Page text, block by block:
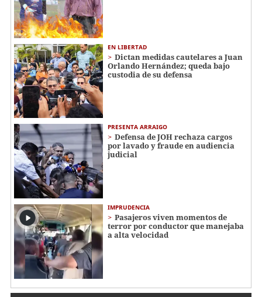
EN LIBERTAD
Dictan medidas cautelares a Juan
Orlando Hernández; queda bajo
custodia de su defensa
PRESENTA ARRAIGO
Defensa de JOH rechaza cargos
por lavado y fraude en audiencia
judicial
IMPRUDENCIA
Pasajeros viven momentos de
terror por conductor que manejaba
a alta velocidad